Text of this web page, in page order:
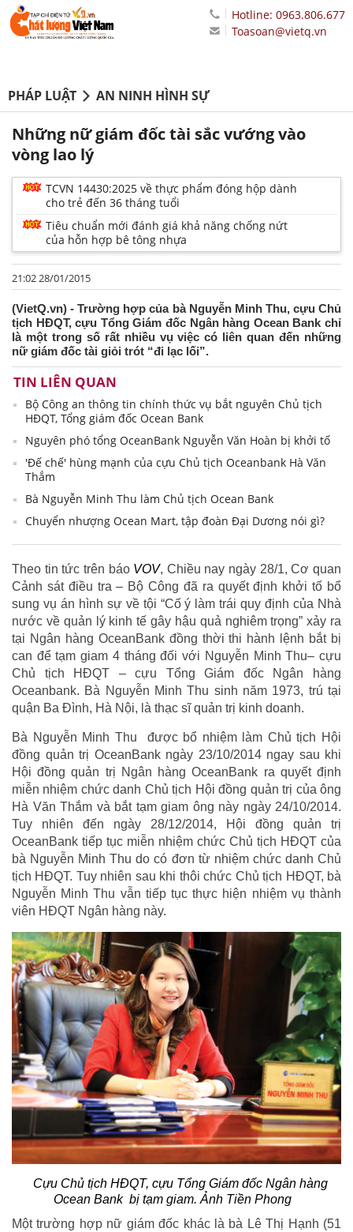
Hotline: 0963.806.677
Toasoan@vietq.vn
PHÁP LUẬT AN NINH HÌNH SỰ
Những nữ giám đốc tài sắc vướng vào
vòng lao lý
TCVN 14430:2025 về thực phẩm đóng hộp dành
cho trẻ đến 36 tháng tuổi
Tiêu chuẩn mới đánh giá khả năng chống nứt
của hỗn hợp bê tông nhựa
21:02 28/01/2015
(VietQ.vn) - Trường hợp của bà Nguyễn Minh Thu, cựu Chủ
tịch HĐQT, cựu Tổng Giám đốc Ngân hàng Ocean Bank chỉ
là một trong số rất nhiều vụ việc có liên quan đến những
nữ giám đốc tài giỏi trót “đi lạc lối”.
TIN LIÊN QUAN
Bộ Công an thông tin chính thức vụ bắt nguyên Chủ tịch
HĐQT, Tổng giám đốc Ocean Bank
Nguyên phó tổng OceanBank Nguyễn Văn Hoàn bị khởi tố
'Đế chế' hùng mạnh của cựu Chủ tịch Oceanbank Hà Văn
Thắm
Bà Nguyễn Minh Thu làm Chủ tịch Ocean Bank
Chuyển nhượng Ocean Mart, tập đoàn Đại Dương nói gì?
Theo tin tức trên báo VOV, Chiều nay ngày 28/1, Cơ quan
Cảnh sát điều tra – Bộ Công đã ra quyết định khởi tố bổ
sung vụ án hình sự về tội “Cố ý làm trái quy định của Nhà
nước về quản lý kinh tế gây hậu quả nghiêm trọng” xảy ra
tại Ngân hàng OceanBank đồng thời thi hành lệnh bắt bị
can để tạm giam 4 tháng đối với Nguyễn Minh Thu– cựu
Chủ tịch HĐQT – cựu Tổng Giám đốc Ngân hàng
Oceanbank. Bà Nguyễn Minh Thu sinh năm 1973, trú tại
quận Ba Đình, Hà Nội, là thạc sĩ quản trị kinh doanh.
Bà Nguyễn Minh Thu được bổ nhiệm làm Chủ tịch Hội
đồng quản trị OceanBank ngày 23/10/2014 ngay sau khi
Hội đồng quản trị Ngân hàng OceanBank ra quyết định
miễn nhiệm chức danh Chủ tịch Hội đồng quản trị của ông
Hà Văn Thắm và bắt tạm giam ông này ngày 24/10/2014.
Tuy nhiên đến ngày 28/12/2014, Hội đồng quản trị
OceanBank tiếp tục miễn nhiệm chức Chủ tịch HĐQT của
bà Nguyễn Minh Thu do có đơn từ nhiệm chức danh Chủ
tịch HĐQT. Tuy nhiên sau khi thôi chức Chủ tịch HĐQT, bà
Nguyễn Minh Thu vẫn tiếp tục thực hiện nhiệm vụ thành
viên HĐQT Ngân hàng này.
Cựu Chủ tịch HĐQT, cựu Tổng Giám đốc Ngân hàng
Ocean Bank bị tạm giam. Ảnh Tiền Phong
Một trường hợp nữ giám đốc khác là bà Lê Thị Hạnh (51